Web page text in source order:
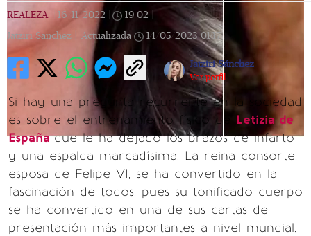
REALEZA 16/11/2022 19:02
Jatziri Sanchez |
Actualizada 14/05/2023 01:17
Jatziri Sánchez
Ver perfil
Si hay una pregunta recurrente en la sociedad
es sobre el entrenamiento físico de Letizia de
Españaque le ha dejado los brazos de infarto
y una espalda marcadísima. La reina consorte,
esposa de Felipe VI, se ha convertido en la
fascinación de todos, pues su tonificado cuerpo
se ha convertido en una de sus cartas de
presentación más importantes a nivel mundial.